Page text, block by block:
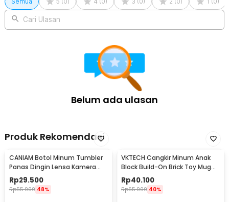
Cari Ulasan
Belum ada ulasan
Produk Rekomendasi
CANIAM Botol Minum Tumbler
Panas Dingin Lensa Kamera
24-105mm 400ml
Rp29.500
Rp55.900 48%
VKTECH Cangkir Minum Anak
Block Build-On Brick Toy Mug
350ml - 936SN
Rp40.100
Rp65.900 40%